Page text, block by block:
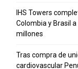
IHS Towers
Colombia y Brasil
millones
Tras compra de
cardiovascular